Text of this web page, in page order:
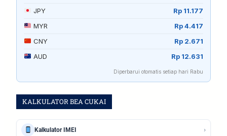
JPY
Rp 11.177
MYR
Rp 4.417
CNY
Rp 2.671
AUD
Rp 12.631
Diperbarui otomatis setiap hari Rabu
KALKULATOR BEA CUKAI
Kalkulator IMEI ›